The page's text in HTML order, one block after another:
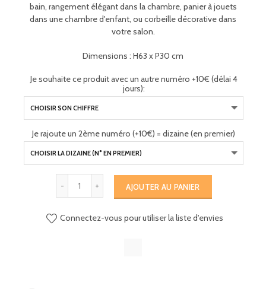
bain, rangement élégant dans la chambre, panier à jouets
dans une chambre d'enfant, ou corbeille décorative dans
votre salon.
Dimensions : H63 x P30 cm
Je souhaite ce produit avec un autre numéro +10€ (délai 4
jours):
Je rajoute un 2ème numéro (+10€) = dizaine (en premier)
AJOUTER AU PANIER
Connectez-vous pour utiliser la liste d'envies